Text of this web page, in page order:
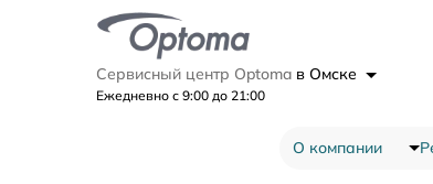
Сервисный центр Optoma в Омске
Ежедневно с 9:00 до 21:00
О компании